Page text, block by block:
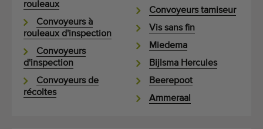
rouleaux
Convoyeurs à
rouleaux d'inspection
Convoyeurs
d'inspection
Convoyeurs de
récoltes
Convoyeurs tamiseur
Vis sans fin
Miedema
Bijlsma Hercules
Beerepoot
Ammeraal